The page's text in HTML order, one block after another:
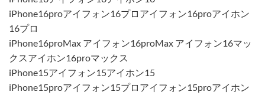
iPhone16proアイフォン16プロアイフォン16proアイホン
16プロ
iPhone16proMax アイフォン16proMax アイフォン16マッ
クスアイホン16proマックス
iPhone15アイフォン15アイホン15
iPhone15proアイフォン15プロアイフォン15proアイホン